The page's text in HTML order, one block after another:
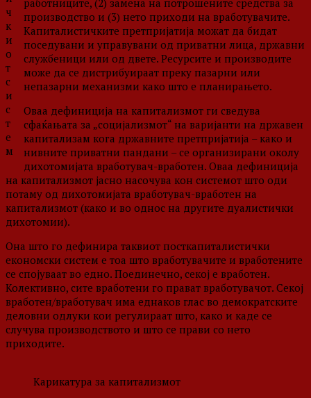
ч
к
и
о
т
с
и
с
т
е
м
работниците, (2) замена на потрошените средства за
производство и (3) нето приходи на вработувачите.
Капиталистичките претпријатија можат да бидат
поседувани и управувани од приватни лица, државни
службеници или од двете. Ресурсите и производите
може да се дистрибуираат преку пазарни или
непазарни механизми како што е планирањето.
Оваа дефиниција на капитализмот ги сведува
сфаќањата за „социјализмот“ на варијанти на државен
капитализам кога државните претпријатија – како и
нивните приватни пандани – се организирани околу
дихотомијата вработувач-вработен. Оваа дефиниција
на капитализмот јасно насочува кон системот што оди
потаму од дихотомијата вработувач-вработен на
капитализмот (како и во однос на другите дуалистички
дихотомии).
Она што го дефинира таквиот посткапиталистички
економски систем е тоа што вработувачите и вработените
се спојуваат во едно. Поединечно, секој е вработен.
Колективно, сите вработени го прават вработувачот. Секој
вработен/вработувач има еднаков глас во демократските
деловни одлуки кои регулираат што, како и каде се
случува производството и што се прави со нето
приходите.
Карикатура за капитализмот